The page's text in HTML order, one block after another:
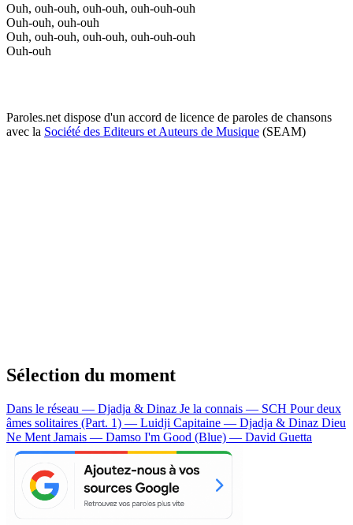
Ouh, ouh-ouh, ouh-ouh, ouh-ouh-ouh
Ouh-ouh, ouh-ouh
Ouh, ouh-ouh, ouh-ouh, ouh-ouh-ouh
Ouh-ouh
Paroles.net dispose d'un accord de licence de paroles de chansons
avec la Société des Editeurs et Auteurs de Musique (SEAM)
Sélection du moment
Dans le réseau — Djadja & Dinaz Je la connais — SCH Pour deux
âmes solitaires (Part. 1) — Luidji Capitaine — Djadja & Dinaz Dieu
Ne Ment Jamais — Damso I'm Good (Blue) — David Guetta